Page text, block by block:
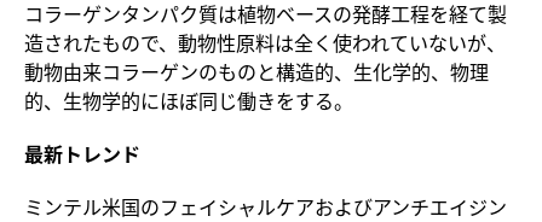
コラーゲンタンパク質は植物ベースの発酵工程を経て製
造されたもので、動物性原料は全く使われていないが、
動物由来コラーゲンのものと構造的、生化学的、物理
的、生物学的にほぼ同じ働きをする。
最新トレンド
ミンテル米国のフェイシャルケアおよびアンチエイジン